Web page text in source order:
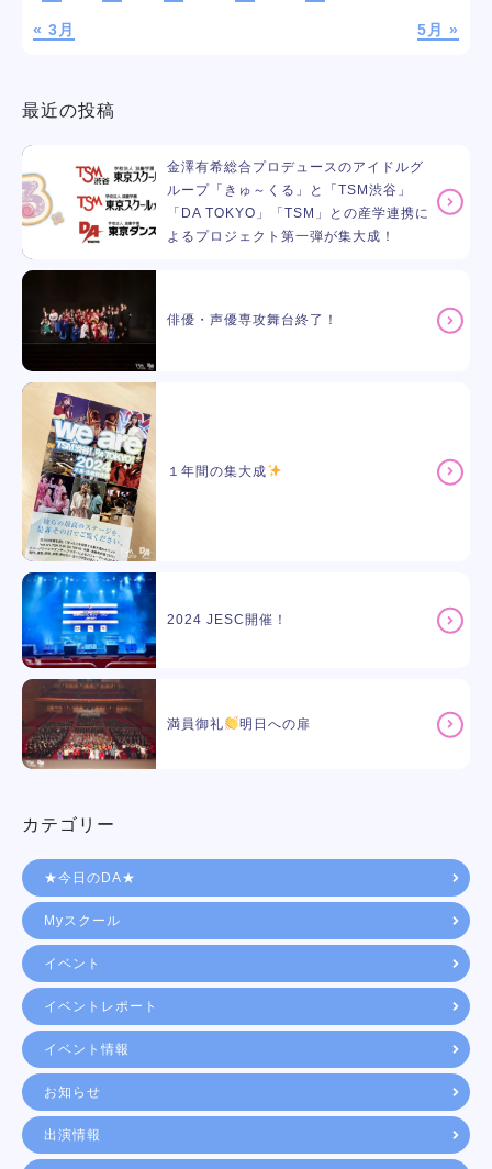
« 3月 5月 »
最近の投稿
金澤有希総合プロデュースのアイドルグ
ループ「きゅ～くる」と「TSM渋谷」
「DA TOKYO」「TSM」との産学連携に
よるプロジェクト第一弾が集大成！
俳優・声優専攻舞台終了！
１年間の集大成
2024 JESC開催！
満員御礼 明日への扉
カテゴリー
★今日のDA★
Myスクール
イベント
イベントレポート
イベント情報
お知らせ
出演情報